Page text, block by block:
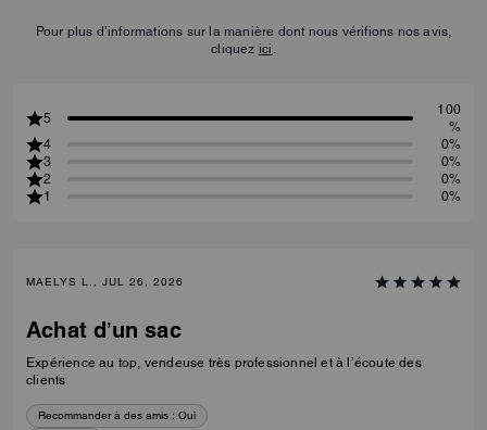
Pour plus d’informations sur la manière dont nous vérifions nos avis,
cliquez ici
5
100
%
4
0%
3
0%
2
0%
1
0%
MAELYS L., JUL 26, 2026
Achat d’un sac
Expérience au top, vendeuse très professionnel et à l’écoute des
clients
Recommander à des amis : Oui